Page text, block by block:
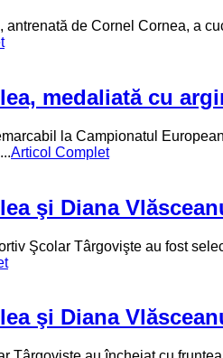
de Cornel Cornea, a
medaliată cu
la Campionatul
Articol Complet
şi Diana
Şcolar Târgovişte au fost
şi Diana